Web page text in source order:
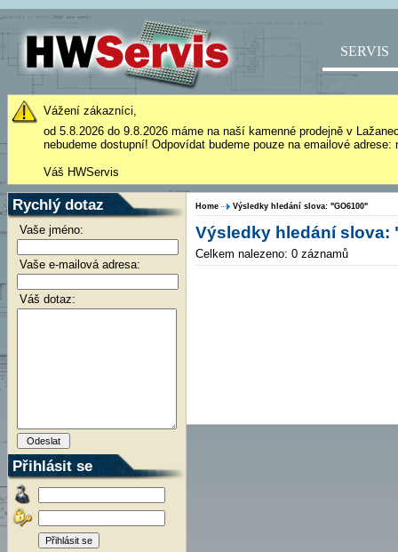
SERVIS
Vážení zákazníci,
od 5.8.2026 do 9.8.2026 máme na naší kamenné prodejně v
nebudeme dostupní! Odpovídat budeme pouze na emailové
Váš HWServis
Rychlý dotaz
Vaše jméno:
Vaše e-mailová adresa:
Váš dotaz:
Přihlásit se
Home Výsledky hledání slova: "GO6100"
Výsledky hledání slova:
Celkem nalezeno: 0 záznamů